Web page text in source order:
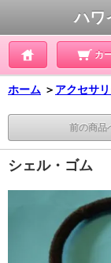
ハワ
カ
ホーム ＞ アクセサ
前の商品
シェル・ゴム